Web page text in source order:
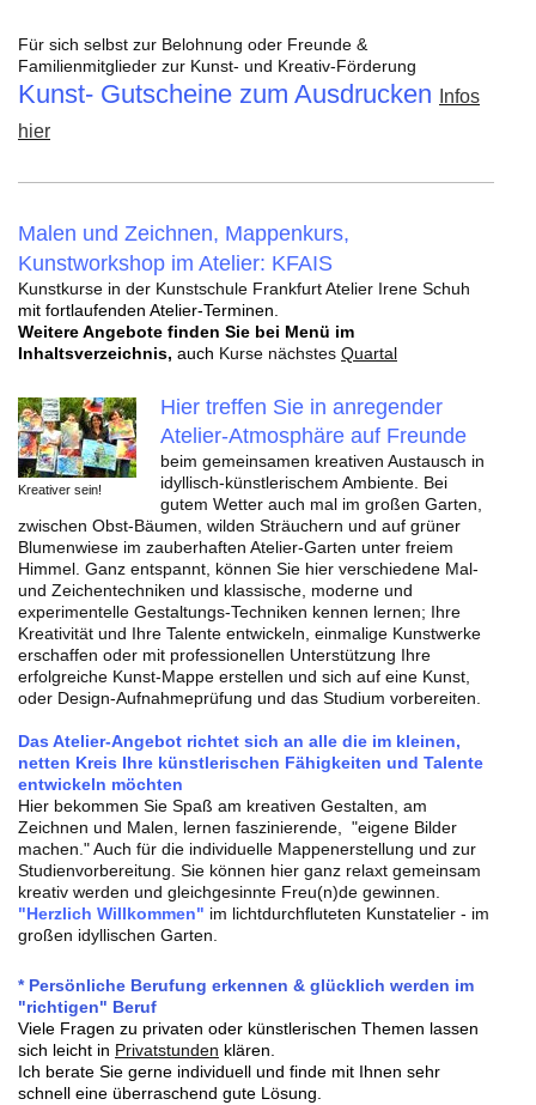
Für sich selbst zur Belohnung oder Freunde &
Familienmitglieder zur Kunst- und Kreativ-Förderung
Kunst- Gutscheine zum Ausdrucken
Infos
hier
Malen und Zeichnen, Mappenkurs,
Kunstworkshop im Atelier: KFAIS
Kunstkurse in der Kunstschule Frankfurt Atelier Irene Schuh
mit fortlaufenden Atelier-Terminen.
Weitere Angebote finden Sie bei Menü im
Inhaltsverzeichnis, auch Kurse nächstes Quartal
Kreativer sein!
Hier treffen Sie in anregender
Atelier-Atmosphäre auf Freunde
beim gemeinsamen kreativen Austausch in
idyllisch-künstlerischem Ambiente. Bei
gutem Wetter auch mal im großen Garten,
zwischen Obst-Bäumen, wilden Sträuchern und auf grüner
Blumenwiese im zauberhaften Atelier-Garten unter freiem
Himmel. Ganz entspannt, können Sie hier verschiedene Mal-
und Zeichentechniken und klassische, moderne und
experimentelle Gestaltungs-Techniken kennen lernen; Ihre
Kreativität und Ihre Talente entwickeln, einmalige Kunstwerke
erschaffen oder mit professionellen Unterstützung Ihre
erfolgreiche Kunst-Mappe erstellen und sich auf eine Kunst,
oder Design-Aufnahmeprüfung und das Studium vorbereiten.
Das Atelier-Angebot richtet sich an alle die im kleinen,
netten Kreis Ihre künstlerischen Fähigkeiten und Talente
entwickeln möchten
Hier bekommen Sie Spaß am kreativen Gestalten, am
Zeichnen und Malen, lernen faszinierende, "eigene Bilder
machen." Auch für die individuelle Mappenerstellung und zur
Studienvorbereitung. Sie können hier ganz relaxt gemeinsam
kreativ werden und gleichgesinnte Freu(n)de gewinnen.
"Herzlich Willkommen" im lichtdurchfluteten Kunstatelier - im
großen idyllischen Garten.
* Persönliche Berufung erkennen & glücklich werden im
"richtigen" Beruf
Viele Fragen zu privaten oder künstlerischen Themen lassen
sich leicht in Privatstunden klären.
Ich berate Sie gerne individuell und finde mit Ihnen sehr
schnell eine überraschend gute Lösung.